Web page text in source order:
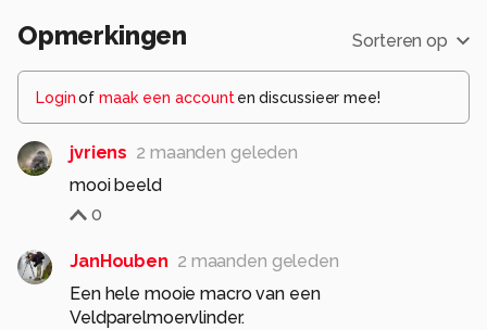
Opmerkingen Sorteren op
Loginof maak een account en discussieer mee!
jvriens 2 maanden geleden
mooi beeld
0
JanHouben 2 maanden geleden
Een hele mooie macro van een
Veldparelmoervlinder.